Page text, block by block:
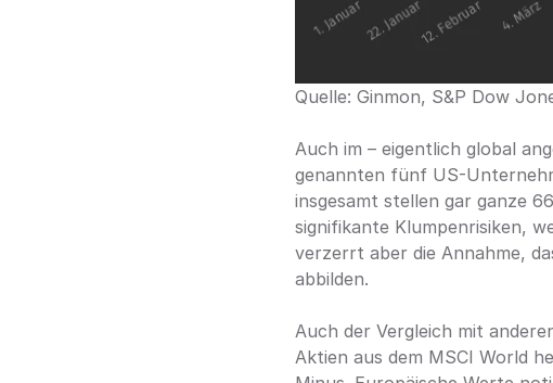
Quelle: Ginmon, S&P Dow
Auch im – eigentlich global
genannten fünf US-
insgesamt stellen gar ganze
signifikante Klumpenrisiken,
verzerrt aber die Annahme,
abbilden.
Auch der Vergleich mit
Aktien aus dem MSCI World